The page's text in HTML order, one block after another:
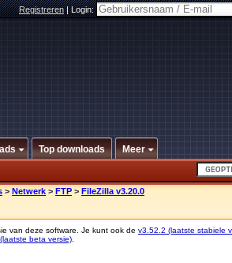
Registreren|Login:
Top downloads Meer
> Netwerk > FTP > FileZilla v3.20.0
van deze software. Je kunt ook de v3.52.2 (laatste stabiele
beta versie)